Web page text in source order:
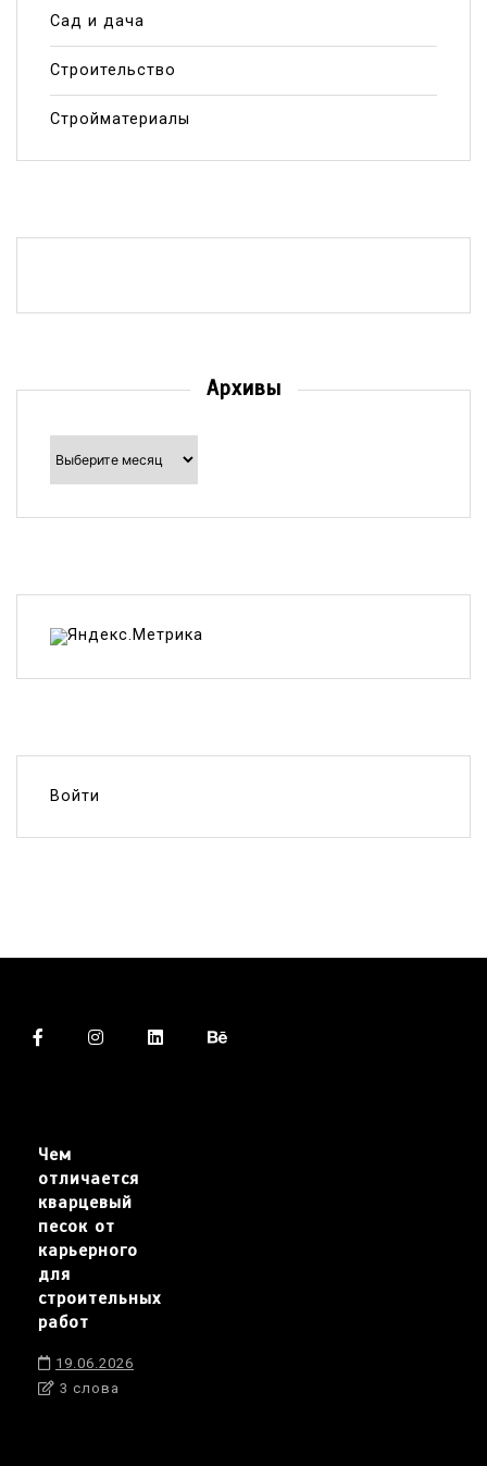
Сад и дача
Строительство
Стройматериалы
Архивы
Войти
Чем
отличается
кварцевый
песок от
карьерного
для
строительных
работ
19.06.2026
3 слова